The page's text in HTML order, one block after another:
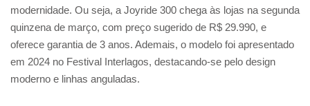
modernidade. Ou seja, a Joyride 300 chega às lojas na segunda
quinzena de março, com preço sugerido de R$ 29.990, e
oferece garantia de 3 anos. Ademais, o modelo foi apresentado
em 2024 no Festival Interlagos, destacando-se pelo design
moderno e linhas anguladas.